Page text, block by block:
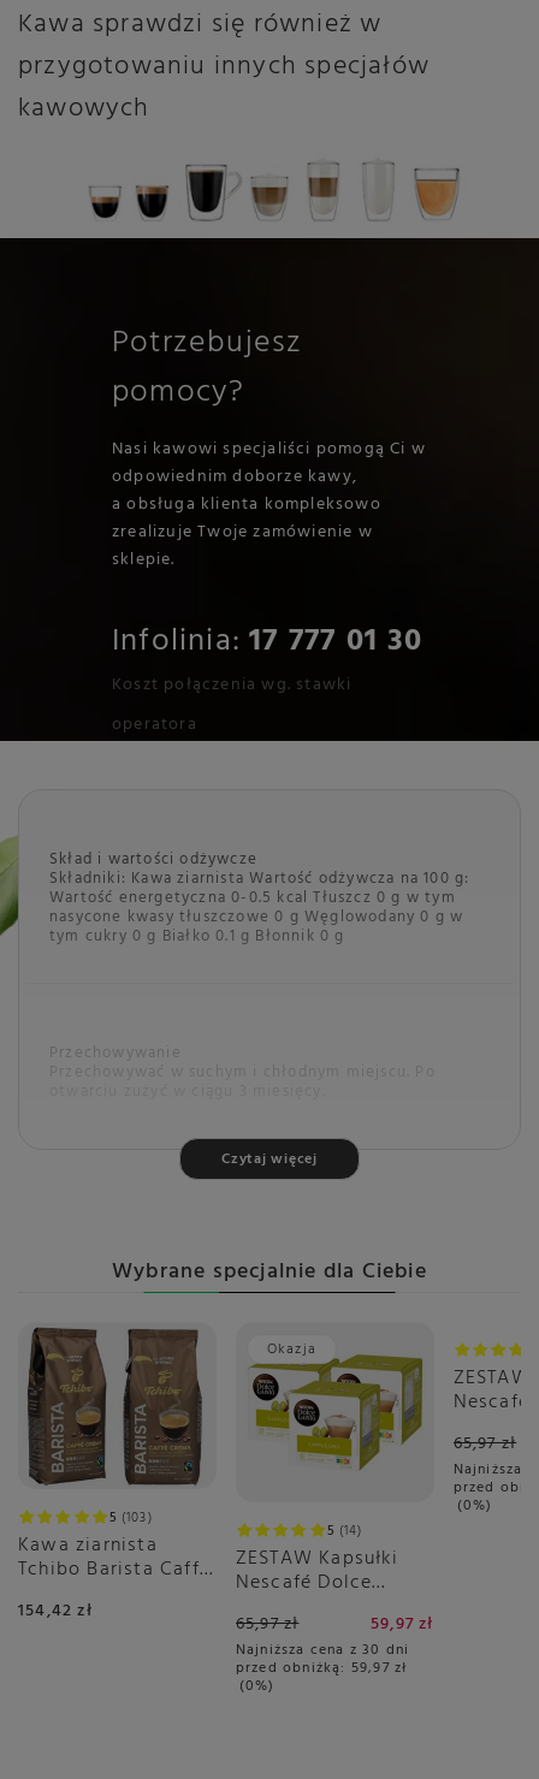
Kawa sprawdzi się również w
przygotowaniu innych specjałów
kawowych
Potrzebujesz
pomocy?
Nasi kawowi specjaliści pomogą Ci w
odpowiednim doborze kawy,
a obsługa klienta kompleksowo
zrealizuje Twoje zamówienie w
sklepie.
Infolinia:17 777 01 30
Koszt połączenia wg. stawki
operatora
Skład i wartości odżywcze
Składniki: Kawa ziarnista Wartość odżywcza na 100 g:
Wartość energetyczna 0-0.5 kcal Tłuszcz 0 g w tym
nasycone kwasy tłuszczowe 0 g Węglowodany 0 g w
tym cukry 0 g Białko 0.1 g Błonnik 0 g
Przechowywanie
5904800241036
Czytaj więcej
Wybrane specjalnie dla Ciebie
5 103
Kawa ziarnista
Tchibo Barista Caffé
154,42 zł
Okazja
5 14
ZESTAW Kapsułki
Nescafé Dolce
3x16 sztuk
65,97 zł 59,97 zł
Najniższa cena z 30 dni
przed obniżką: 59,97 zł
0%
Okazja
Nescafé
sztuk
65,97 zł
Najniższa
przed
0%